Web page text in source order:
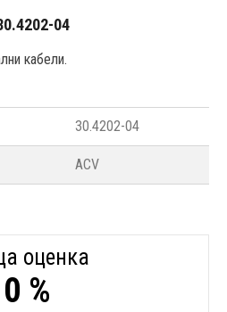
04
кабели.
30.4202-04
ACV
оценка
0 %